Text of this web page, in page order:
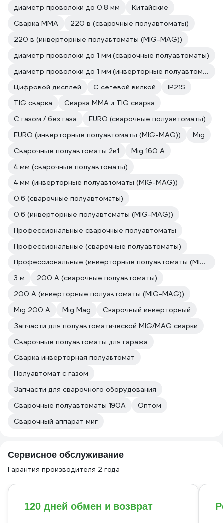
диаметр проволоки до 0.8 мм
Китайские
Сварка ММА
220 в (сварочные полуавтоматы)
220 в (инверторные полуавтоматы (MIG-MAG))
диаметр проволоки до 1 мм (сварочные полуавтоматы)
диаметр проволоки до 1 мм (инверторные полуавтоматы (MIG-MAG))
Цифровой дисплей
С сетевой вилкой
IP21S
TIG сварка
Сварка ММА и TIG сварка
С газом / без газа
EURO (сварочные полуавтоматы)
EURO (инверторные полуавтоматы (MIG-MAG))
Mig
Сварочные полуавтоматы 2в1
Mig 160 A
4 мм (сварочные полуавтоматы)
4 мм (инверторные полуавтоматы (MIG-MAG))
0.6 (сварочные полуавтоматы)
0.6 (инверторные полуавтоматы (MIG-MAG))
Профессиональные сварочные полуавтоматы
Профессиональные (сварочные полуавтоматы)
Профессиональные (инверторные полуавтоматы (MIG-MAG))
3 м
200 А (сварочные полуавтоматы)
200 А (инверторные полуавтоматы (MIG-MAG))
Mig 200 A
Mig Mag
Сварочный инверторный
Запчасти для полуавтоматической MIG/MAG сварки
Сварочные полуавтоматы для гаража
Сварка инверторная полуавтомат
Полуавтомат с газом
Запчасти для сварочного оборудования
Сварочные полуавтоматы 190А
Оптом
Сварочный аппарат миг
Сервисное обслуживание
Гарантия производителя 2 года
120 дней обмен и возврат